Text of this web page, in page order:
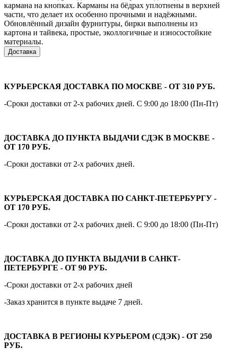
кармана на кнопках. Карманы на бёдрах уплотнены в верхней
части, что делает их особенно прочными и надёжными.
Обновлённый дизайн фурнитуры, бирки выполнены из
картона и тайвека, простые, эколлогичные и износостойкие
материалы.
Доставка
КУРЬЕРСКАЯ ДОСТАВКА ПО МОСКВЕ - ОТ 310 РУБ.
-Сроки доставки от 2-х рабочих дней. С 9:00 до 18:00 (Пн-Пт)
ДОСТАВКА ДО ПУНКТА ВЫДАЧИ СДЭК В МОСКВЕ -
ОТ 170 РУБ.
-Сроки доставки от 2-х рабочих дней.
КУРЬЕРСКАЯ ДОСТАВКА ПО САНКТ-ПЕТЕРБУРГУ -
ОТ 170 РУБ.
-Сроки доставки от 2-х рабочих дней. С 9:00 до 18:00 (Пн-Пт)
ДОСТАВКА ДО ПУНКТА ВЫДАЧИ В САНКТ-
ПЕТЕРБУРГЕ - ОТ 90 РУБ.
-Сроки доставки от 2-х рабочих дней
-Заказ хранится в пункте выдаче 7 дней.
ДОСТАВКА В РЕГИОНЫ КУРЬЕРОМ (СДЭК) - ОТ 250
РУБ.